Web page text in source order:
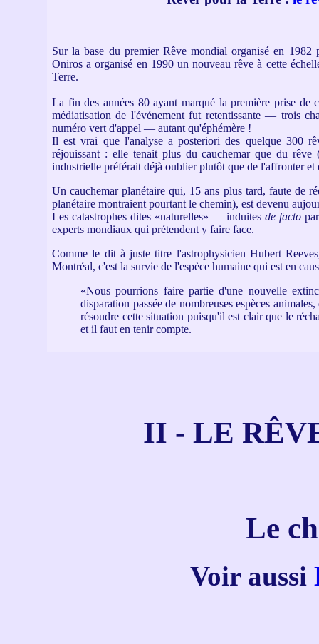
Sur la base du premier Rêve mondial organisé en
Oniros a organisé en 1990 un nouveau rêve à cette
Terre.
La fin des années 80 ayant marqué la première prise de
médiatisation de l'événement fut retentissante — trois
numéro vert d'appel — autant qu'éphémère !
Il est vrai que l'analyse a posteriori des quelque 300
réjouissant : elle tenait plus du cauchemar que du
industrielle préférait déjà oublier plutôt que de l'affronter et
Un cauchemar planétaire qui, 15 ans plus tard, faute de
planétaire montraient pourtant le chemin), est devenu
Les catastrophes dites «naturelles» — induitesde facto
experts mondiaux qui prétendent y faire face.
Comme le dit à juste titre l'astrophysicien Hubert
Montréal, c'est la survie de l'espèce humaine qui est en
«Nous pourrions faire partie d'une nouvelle
disparation passée de nombreuses espèces
résoudre cette situation puisqu'il est clair que le
et il faut en tenir compte.
II - LE
Le
Voir aussi